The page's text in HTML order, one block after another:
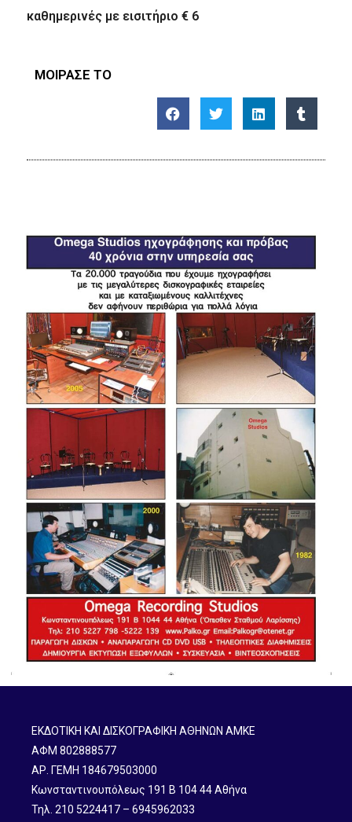
καθημερινές με εισιτήριο € 6
ΜΟΙΡΑΣΕ ΤΟ
ΕΚΔΟΤΙΚΗ ΚΑΙ ΔΙΣΚΟΓΡΑΦΙΚΗ ΑΘΗΝΩΝ ΑΜΚΕ
ΑΦΜ 802888577
ΑΡ. ΓΕΜΗ 184679503000
Κωνσταντινουπόλεως 191 B 104 44 Αθήνα
Τηλ. 210 5224417 – 6945962033